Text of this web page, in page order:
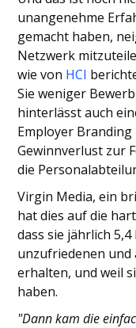
unangenehme
gemacht haben,
Netzwerk
wie von HCI
Sie weniger
hinterlässt auch
Employer
Gewinnverlust zur
die
Virgin Media, ein
hat dies auf die
dass sie jährlich
unzufriedenen und
erhalten, und weil
haben.
"Dann kam die